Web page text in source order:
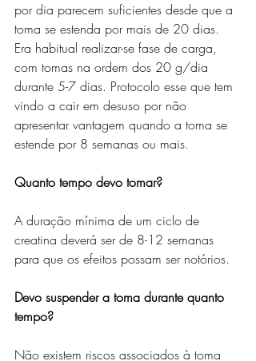
por dia parecem suficientes desde que a
toma se estenda por mais de 20 dias.
Era habitual realizar-se fase de carga,
com tomas na ordem dos 20 g/dia
durante 5-7 dias. Protocolo esse que tem
vindo a cair em desuso por não
apresentar vantagem quando a toma se
estende por 8 semanas ou mais.
Quanto tempo devo tomar?
A duração mínima de um ciclo de
creatina deverá ser de 8-12 semanas
para que os efeitos possam ser notórios.
Devo suspender a toma durante quanto
tempo?
Não existem riscos associados à toma